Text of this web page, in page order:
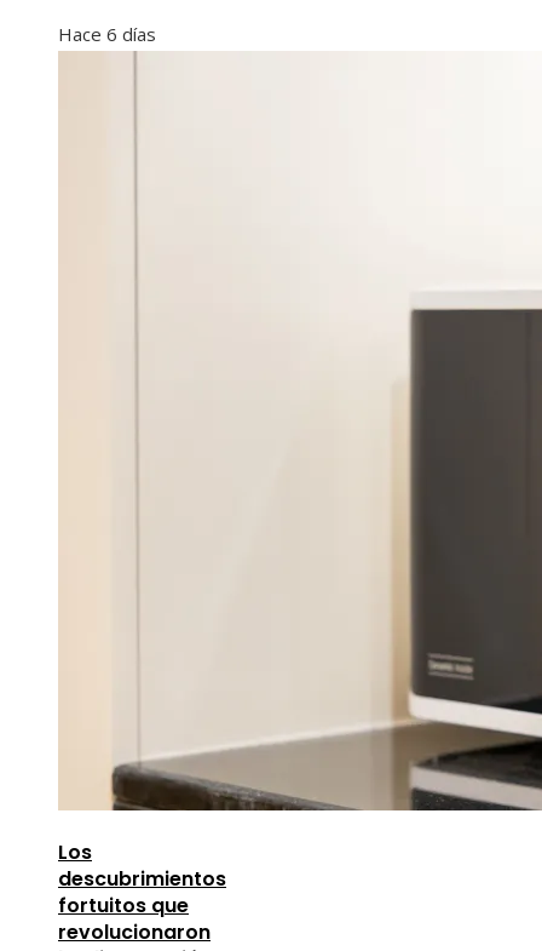
Hace 6 días
Los
descubrimientos
fortuitos que
revolucionaron